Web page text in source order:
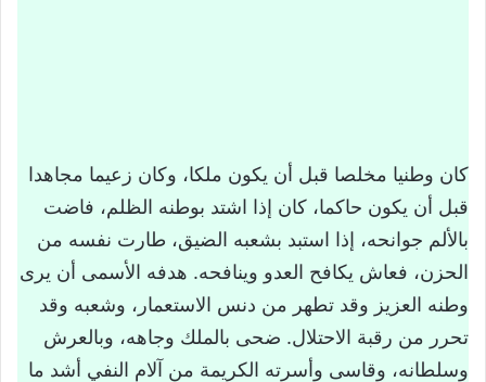
كان وطنيا مخلصا قبل أن يكون ملكا، وكان زعيما مجاهدا
قبل أن يكون حاكما، كان إذا اشتد بوطنه الظلم، فاضت
بالألم جوانحه، إذا استبد بشعبه الضيق، طارت نفسه من
الحزن، فعاش يكافح العدو وينافحه. هدفه الأسمى أن يرى
وطنه العزيز وقد تطهر من دنس الاستعمار، وشعبه وقد
تحرر من رقبة الاحتلال. ضحى بالملك وجاهه، وبالعرش
وسلطانه، وقاسى وأسرته الكريمة من آلام النفي أشد ما